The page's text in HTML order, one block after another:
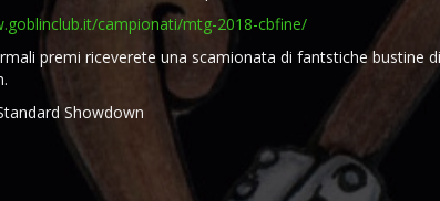
campionati/mtg-2018-cbfine/
premi riceverete una scamionata di fantstiche bustine
Showdown